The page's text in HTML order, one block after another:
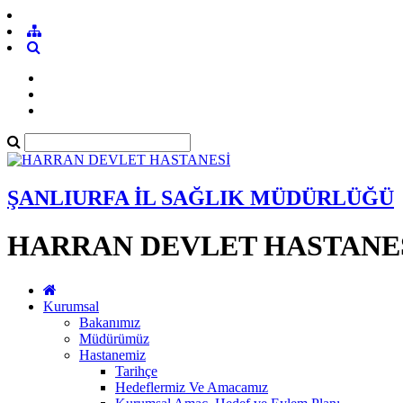
ŞANLIURFA İL SAĞLIK MÜDÜRLÜĞÜ
HARRAN DEVLET
Kurumsal
Bakanımız
Müdürümüz
Hastanemiz
Tarihçe
Hedeflermiz Ve Amacamız